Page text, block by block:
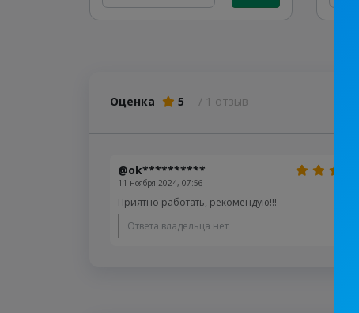
Оценка 5 / 1 отзыв
@ok**********
11 ноября 2024, 07:56
Приятно работать, рекомендую!!!
Ответа владельца нет